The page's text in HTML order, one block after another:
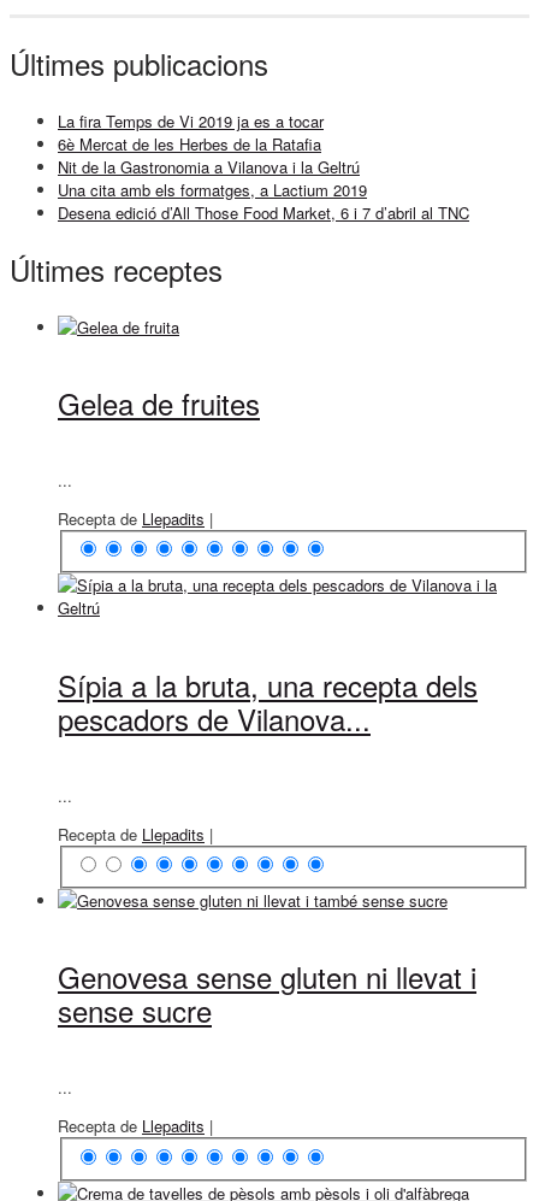
Últimes publicacions
La fira Temps de Vi 2019 ja es a tocar
6è Mercat de les Herbes de la Ratafia
Nit de la Gastronomia a Vilanova i la Geltrú
Una cita amb els formatges, a Lactium 2019
Desena edició d’All Those Food Market, 6 i 7 d’abril al TNC
Últimes receptes
Gelea de fruites
...
Recepta de Llepadits |
Sípia a la bruta, una recepta dels
pescadors de Vilanova...
...
Recepta de Llepadits |
Genovesa sense gluten ni llevat i
sense sucre
...
Recepta de Llepadits |